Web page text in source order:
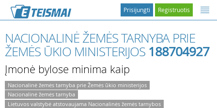
Registruotis
Prisijungti
NACIONALINĖ ŽEMĖS TARNYBA PRIE
ŽEMĖS ŪKIO MINISTERIJOS 188704927
Įmonė bylose minima kaip
Nacionalinė žemės tarnyba prie Žemės ūkio ministerijos
Nacionalinė žemės tarnyba
Lietuvos valstybė atstovaujama Nacionalinės žemės tarnybos